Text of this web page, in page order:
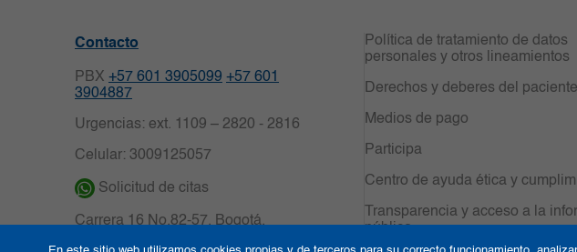
Contacto
PBX +57 601 3905099 +57 601
3904887
Urgencias: ext. 1109 – 2820 - 2816
Celular: 3009125057
Solicitud de citas
Carrera 16 No.82-57. Bogotá,
Política de tratamiento de datos
personales y otros lineamientos
Derechos y deberes del paciente
Medios de pago
Participa
Centro de ayuda ética y
Transparencia y acceso a la
pública